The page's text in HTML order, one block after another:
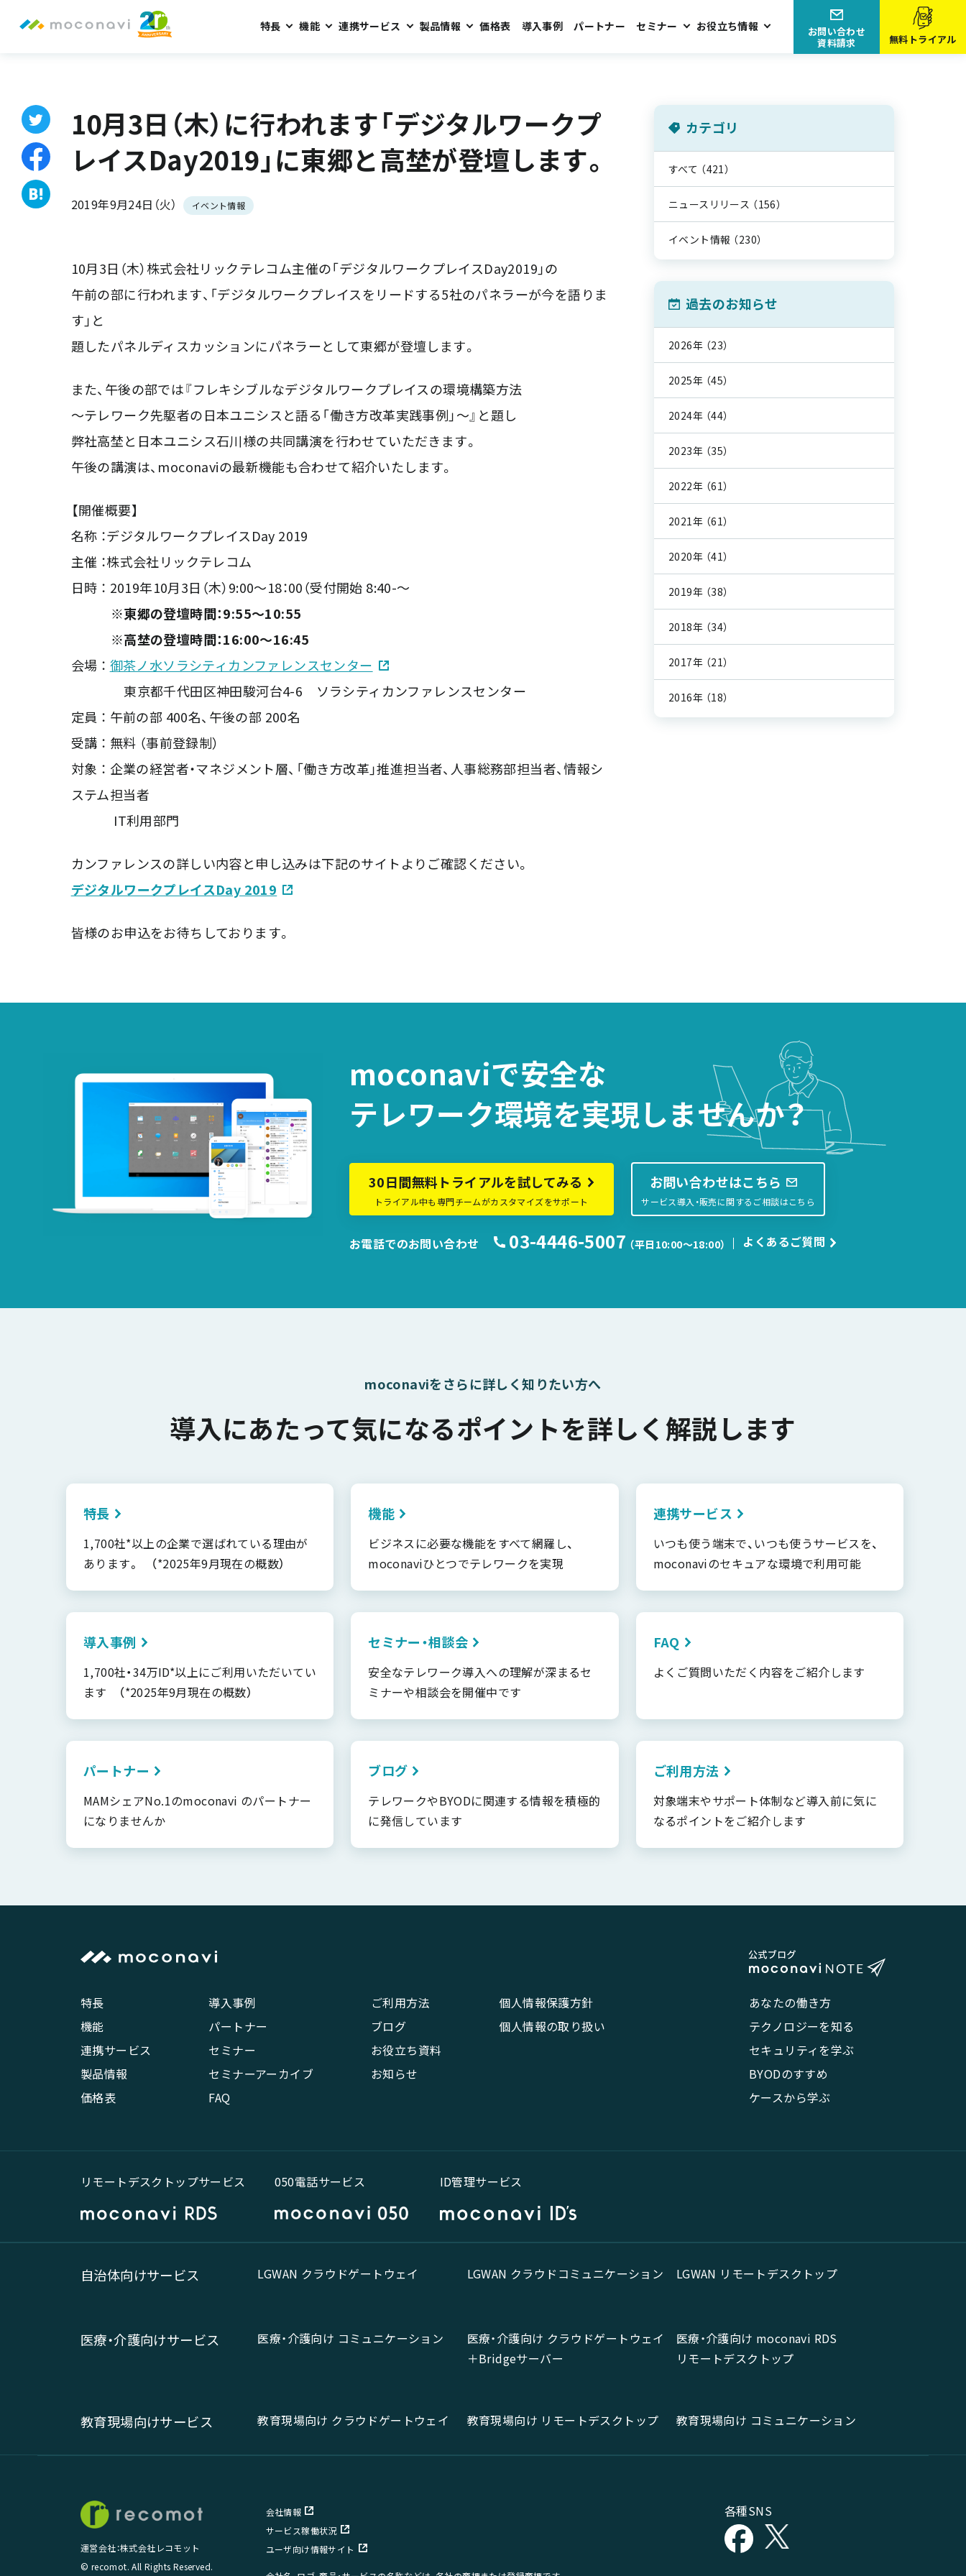
特長 機能 連携サービス 製品情報 価格表 導入事例 パートナー セミナー お役立ち情報
無料トライアル
お問い合わせ
資料請求
10月3日（木）に行われます「デジタルワークプ
レイスDay2019」に東郷と高埜が登壇します。
2019年9月24日（火） イベント情報
10月3日（木）株式会社リックテレコム主催の「デジタルワークプレイスDay2019」の
午前の部に行われます、「デジタルワークプレイスをリードする5社のパネラーが今を語りま
す」と
題したパネルディスカッションにパネラーとして東郷が登壇します。
また、午後の部では『フレキシブルなデジタルワークプレイスの環境構築方法
～テレワーク先駆者の日本ユニシスと語る「働き方改革実践事例」～』と題し
弊社高埜と日本ユニシス石川様の共同講演を行わせていただきます。
午後の講演は、moconaviの最新機能も合わせて紹介いたします。
【開催概要】
名称 ：デジタルワークプレイスDay 2019
主催 ：株式会社リックテレコム
日時 ： 2019年10月3日（木）9:00～18：00（受付開始 8:40-～
※東郷の登壇時間：9:55～10:55
※高埜の登壇時間：16:00～16:45
会場 ： 御茶ノ水ソラシティカンファレンスセンター
東京都千代田区神田駿河台4-6 ソラシティカンファレンスセンター
定員 ： 午前の部 400名、午後の部 200名
受講 ： 無料 （事前登録制）
対象 ： 企業の経営者・マネジメント層、「働き方改革」推進担当者、人事総務部担当者、情報シ
ステム担当者
IT利用部門
カンファレンスの詳しい内容と申し込みは下記のサイトよりご確認ください。
デジタルワークプレイスDay 2019
皆様のお申込をお待ちしております。
カテゴリ
すべて （421）
ニュースリリース （156）
イベント情報 （230）
過去のお知らせ
2026年 （23）
2025年 （45）
2024年 （44）
2023年 （35）
2022年 （61）
2021年 （61）
2020年 （41）
2019年 （38）
2018年 （34）
2017年 （21）
2016年 （18）
moconaviで安全な
テレワーク環境を実現しませんか？
30日間無料トライアルを試してみる
トライアル中も専門チームがカスタマイズをサポート
お問い合わせはこちら
サービス導入・販売に関するご相談はこちら
お電話でのお問い合わせ 03-4446-5007 （平日10:00〜18:00） よくあるご質問
moconaviをさらに詳しく知りたい方へ
導入にあたって気になるポイントを詳しく解説します
特長
1,700社*以上の企業で選ばれている理由が
あります。 （*2025年9月現在の概数）
機能
ビジネスに必要な機能をすべて網羅し、
moconaviひとつでテレワークを実現
連携サービス
いつも使う端末で、いつも使うサービスを、
moconaviのセキュアな環境で利用可能
導入事例
1,700社・34万ID*以上にご利用いただいてい
ます （*2025年9月現在の概数）
セミナー・相談会
安全なテレワーク導入への理解が深まるセ
ミナーや相談会を開催中です
FAQ
よくご質問いただく内容をご紹介します
パートナー
MAMシェアNo.1のmoconavi のパートナー
になりませんか
ブログ
テレワークやBYODに関連する情報を積極的
に発信しています
ご利用方法
対象端末やサポート体制など導入前に気に
なるポイントをご紹介します
特長
機能
連携サービス
製品情報
価格表
導入事例
パートナー
セミナー
セミナーアーカイブ
FAQ
ご利用方法
ブログ
お役立ち資料
お知らせ
個人情報保護方針
個人情報の取り扱い
あなたの働き方
テクノロジーを知る
セキュリティを学ぶ
BYODのすすめ
ケースから学ぶ
リモートデスクトップサービス 050電話サービス ID管理サービス
自治体向けサービス LGWAN クラウドゲートウェイ LGWAN クラウドコミュニケーション LGWAN リモートデスクトップ
医療・介護向けサービス 医療・介護向け コミュニケーション
医療・介護向け クラウドゲートウェイ
＋Bridgeサーバー
医療・介護向け moconavi RDS
リモートデスクトップ
教育現場向けサービス 教育現場向け クラウドゲートウェイ 教育現場向け リモートデスクトップ 教育現場向け コミュニケーション
運営会社：株式会社レコモット
© recomot. All Rights Reserved.
会社情報
サービス稼働状況
ユーザ向け情報サイト
各種SNS